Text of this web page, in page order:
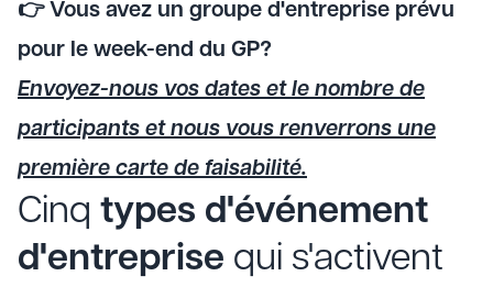
👉 Vous avez un groupe d'entreprise prévu
pour le week-end du GP?
Envoyez-nous vos dates et le nombre de
participants et nous vous renverrons une
première carte de faisabilité.
Cinq types d'événement
d'entreprise qui s'activent